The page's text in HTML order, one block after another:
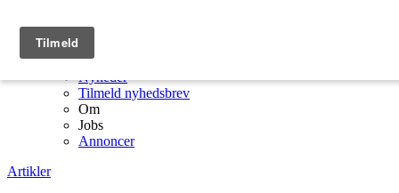
Artikler
Nyheder
Tilmeld nyhedsbrev
Om
Jobs
Annoncer
Artikler